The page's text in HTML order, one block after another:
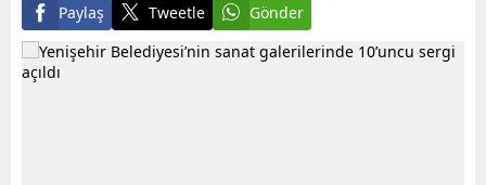
Paylaş Tweetle Gönder